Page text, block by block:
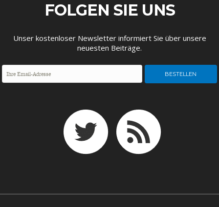
UNGLEICHHEIT UND
MACHT
EUROPA
FOLGEN SIE UNS
Unser kostenloser Newsletter informiert Sie über unsere
neuesten Beiträge.